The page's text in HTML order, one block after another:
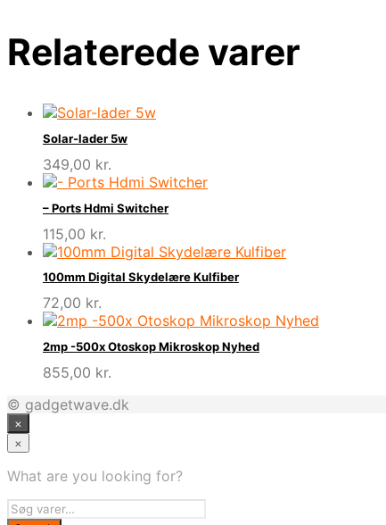
Relaterede varer
Solar-lader 5w
349,00 kr.
– Ports Hdmi Switcher
115,00 kr.
100mm Digital Skydelære Kulfiber
72,00 kr.
2mp -500x Otoskop Mikroskop Nyhed
855,00 kr.
© gadgetwave.dk
×
×
What are you looking for?